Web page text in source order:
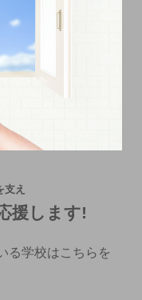
え
援します!
る学校はこちらを